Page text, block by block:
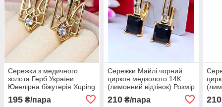
Сережки з медичного
золота Герб України
Ювелірна біжутерія Xuping
Сережки позолота Тризуб
кульчики жіночі код 5024
195 ₴/пара
Сережки Майлі чорний
циркон медзолото 14К
(лимонний відтінок) Розмір
210₴/пара 210